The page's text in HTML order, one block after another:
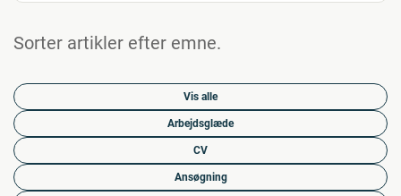
Sorter artikler efter emne.
Vis alle
Arbejdsglæde
CV
Ansøgning